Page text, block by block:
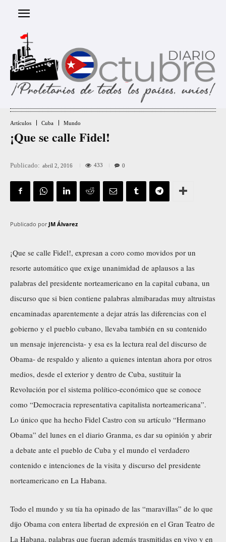
Artículos Cuba Mundo
¡Que se calle Fidel!
Publicado: abril 2, 2016 433 0
Publicado por JM Álvarez
¡Que se calle Fidel!, expresan a coro como movidos por un
resorte automático que exige unanimidad de aplausos a las
palabras del presidente norteamericano en la capital cubana, un
discurso que si bien contiene palabras almibaradas muy altruistas
encaminadas aparentemente a dejar atrás las diferencias con el
gobierno y el pueblo cubano, llevaba también en su contenido
un mensaje injerencista- y esa es la lectura real del discurso de
Obama- de respaldo y aliento a quienes intentan ahora por otros
medios, desde el exterior y dentro de Cuba, sustituir la
Revolución por el sistema político-económico que se conoce
como “Democracia representativa capitalista norteamericana”.
Lo único que ha hecho Fidel Castro con su artículo “Hermano
Obama” del lunes en el diario Granma, es dar su opinión y abrir
a debate ante el pueblo de Cuba y el mundo el verdadero
contenido e intenciones de la visita y discurso del presidente
norteamericano en La Habana.
Todo el mundo y su tía ha opinado de las “maravillas” de lo que
dijo Obama con entera libertad de expresión en el Gran Teatro de
La Habana, palabras que fueran además trasmitidas en vivo y en